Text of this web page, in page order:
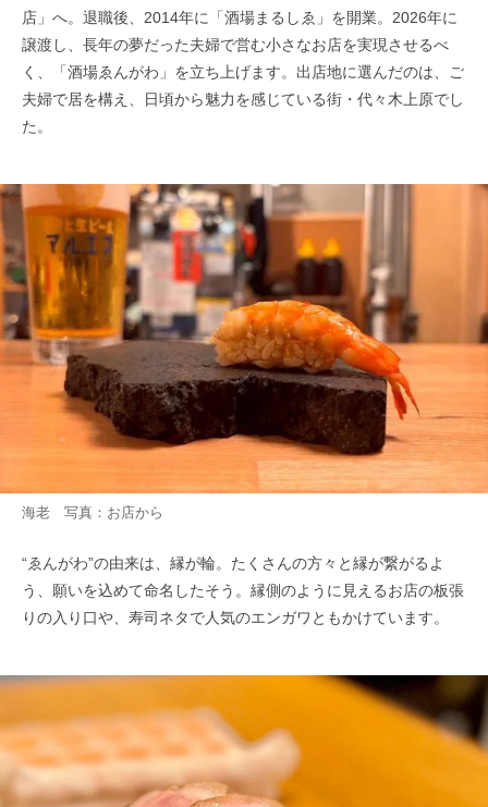
店」へ。退職後、2014年に「酒場まるしゑ」を開業。2026年に
譲渡し、長年の夢だった夫婦で営む小さなお店を実現させるべ
く、「酒場ゑんがわ」を立ち上げます。出店地に選んだのは、ご
夫婦で居を構え、日頃から魅力を感じている街・代々木上原でし
た。
海老 写真：お店から
“ゑんがわ”の由来は、縁が輪。たくさんの方々と縁が繋がるよ
う、願いを込めて命名したそう。縁側のように見えるお店の板張
りの入り口や、寿司ネタで人気のエンガワともかけています。